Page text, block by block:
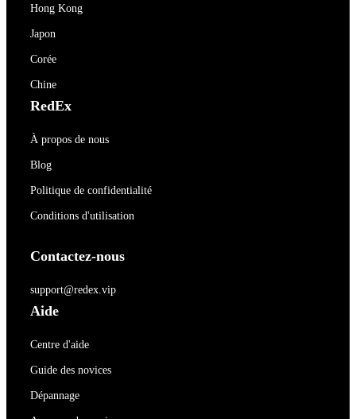
Hong Kong
Japon
Corée
Chine
RedEx
À propos de nous
Blog
Politique de confidentialité
Conditions d'utilisation
Contactez-nous
support@redex.vip
Aide
Centre d'aide
Guide des novices
Dépannage